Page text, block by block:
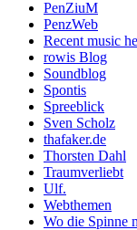
PenZiuM
PenzWeb
Recent music
rowis Blog
Soundblog
Spontis
Spreeblick
Sven Scholz
thafaker.de
Thorsten Dahl
Traumverliebt
Ulf.
Webthemen
Wo die Spinne